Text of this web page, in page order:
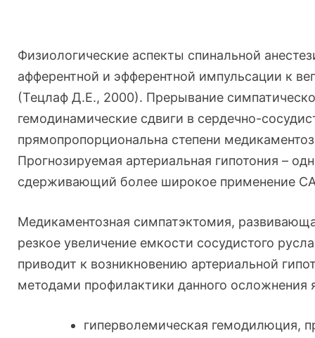
Физиологические аспекты спинальной
афферентной и эфферентной импульсации к
(Тецлаф Д.Е., 2000). Прерывание
гемодинамические сдвиги в сердечно-
прямопропорциональна степени
Прогнозируемая артериальная гипотония –
сдерживающий более широкое применение
Медикаментозная симпатэктомия,
резкое увеличение емкости сосудистого
приводит к возникновению артериальной
методами профилактики данного осложнения
гиперволемическая гемодилюция,